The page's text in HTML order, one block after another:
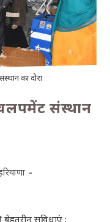
का दौरा
संस्थान
सुविधाएं :